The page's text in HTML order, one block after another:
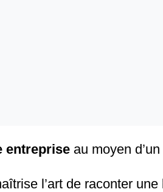
entreprise au moyen
l’art de raconter